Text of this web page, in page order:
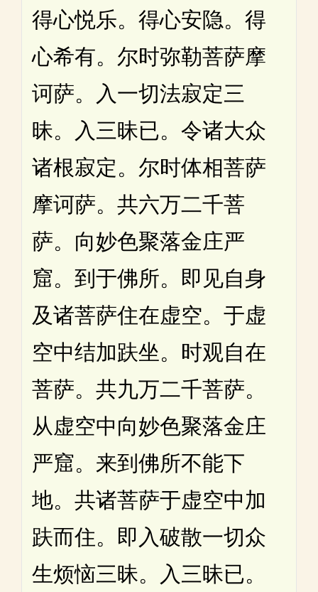
得心悦乐。得心安隐。得
心希有。尔时弥勒菩萨摩
诃萨。入一切法寂定三
昧。入三昧已。令诸大众
诸根寂定。尔时体相菩萨
摩诃萨。共六万二千菩
萨。向妙色聚落金庄严
窟。到于佛所。即见自身
及诸菩萨住在虚空。于虚
空中结加趺坐。时观自在
菩萨。共九万二千菩萨。
从虚空中向妙色聚落金庄
严窟。来到佛所不能下
地。共诸菩萨于虚空中加
趺而住。即入破散一切众
生烦恼三昧。入三昧已。